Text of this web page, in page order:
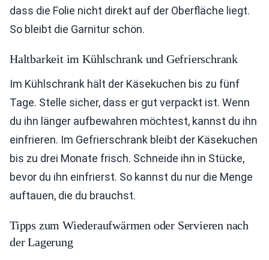
dass die Folie nicht direkt auf der Oberfläche liegt.
So bleibt die Garnitur schön.
Haltbarkeit im Kühlschrank und Gefrierschrank
Im Kühlschrank hält der Käsekuchen bis zu fünf
Tage. Stelle sicher, dass er gut verpackt ist. Wenn
du ihn länger aufbewahren möchtest, kannst du ihn
einfrieren. Im Gefrierschrank bleibt der Käsekuchen
bis zu drei Monate frisch. Schneide ihn in Stücke,
bevor du ihn einfrierst. So kannst du nur die Menge
auftauen, die du brauchst.
Tipps zum Wiederaufwärmen oder Servieren nach
der Lagerung